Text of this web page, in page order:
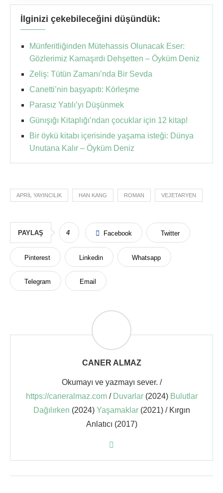
İlginizi çekebileceğini düşündük:
Münferitliğinden Mütehassis Olunacak Eser:
Gözlerimiz Kamaşırdı Dehşetten – Öyküm Deniz
Zeliş: Tütün Zamanı’nda Bir Sevda
Canetti’nin başyapıtı: Körleşme
Parasız Yatılı’yı Düşünmek
Günışığı Kitaplığı’ndan çocuklar için 12 kitap!
Bir öykü kitabı içerisinde yaşama isteği: Dünya
Unutana Kalır – Öyküm Deniz
APRIL YAYINCILIK HAN KANG ROMAN VEJETARYEN
PAYLAŞ 4 Facebook Twitter
Pinterest Linkedin Whatsapp
Telegram Email
CANER ALMAZ
Okumayı ve yazmayı sever. /
https://caneralmaz.com/ Duvarlar (2024) Bulutlar
Dağılırken (2024) Yaşamaklar(2021) / Kırgın
Anlatıcı (2017)